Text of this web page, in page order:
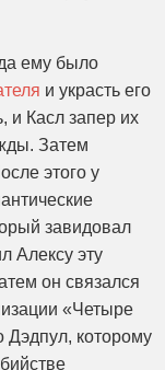
ему было
и украсть его
и Касл запер их
Затем
этого у
завидовал
Алексу эту
он связался
«Четыре
Дэдпул, которому